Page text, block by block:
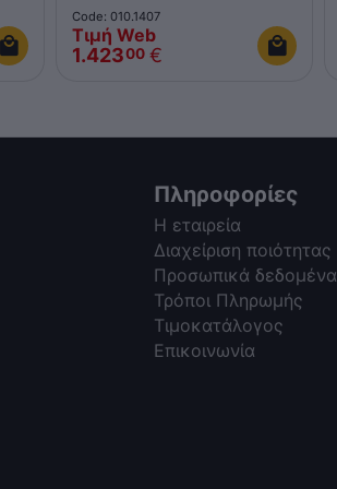
Code: 010.1407
Τιμή Web
1.42300 €
Πληροφορίες
Η εταιρεία
Διαχείριση ποιότητας
Προσωπικά δεδομένα
Τρόποι Πληρωμής
Τιμοκατάλογος
Επικοινωνία